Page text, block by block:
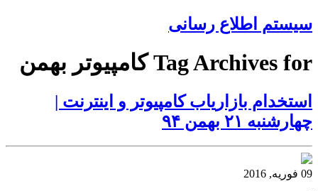
سیستم اطلاع رسانی
Tag Archives for کامپیوتر بهمن
استخدام بازاریاب کامپیوتر و اینترنت |
چهارشنبه ۲۱ بهمن ۹۴
09 فوریه, 2016